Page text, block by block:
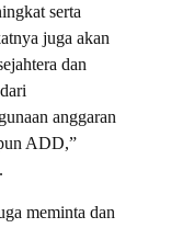
serta
juga akan
dan
anggaran
ADD,”
meminta dan